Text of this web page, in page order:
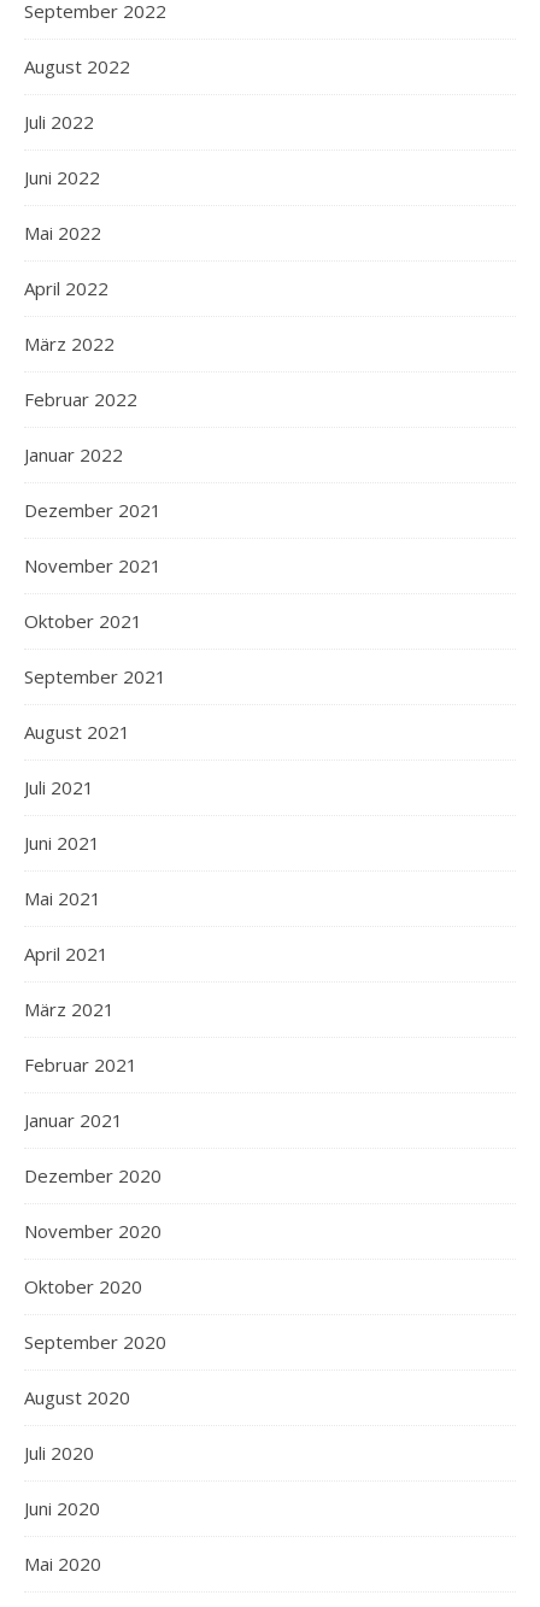
September 2022
August 2022
Juli 2022
Juni 2022
Mai 2022
April 2022
März 2022
Februar 2022
Januar 2022
Dezember 2021
November 2021
Oktober 2021
September 2021
August 2021
Juli 2021
Juni 2021
Mai 2021
April 2021
März 2021
Februar 2021
Januar 2021
Dezember 2020
November 2020
Oktober 2020
September 2020
August 2020
Juli 2020
Juni 2020
Mai 2020